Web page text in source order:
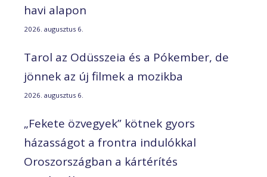
havi alapon
2026. augusztus 6.
Tarol az Odüsszeia és a Pókember, de
jönnek az új filmek a mozikba
2026. augusztus 6.
„Fekete özvegyek” kötnek gyors
házasságot a frontra indulókkal
Oroszországban a kártérítés